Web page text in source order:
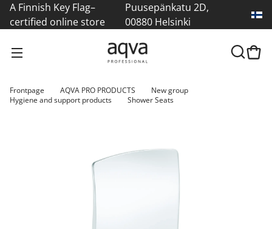
A Finnish Key Flag–
certified online store
Puusepänkatu 2D,
00880 Helsinki
Frontpage AQVA PRO PRODUCTS
New group
Hygiene and support products
Shower Seats